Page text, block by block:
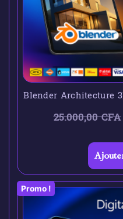
Blender Architecture
25.000,00CFA
Promo !